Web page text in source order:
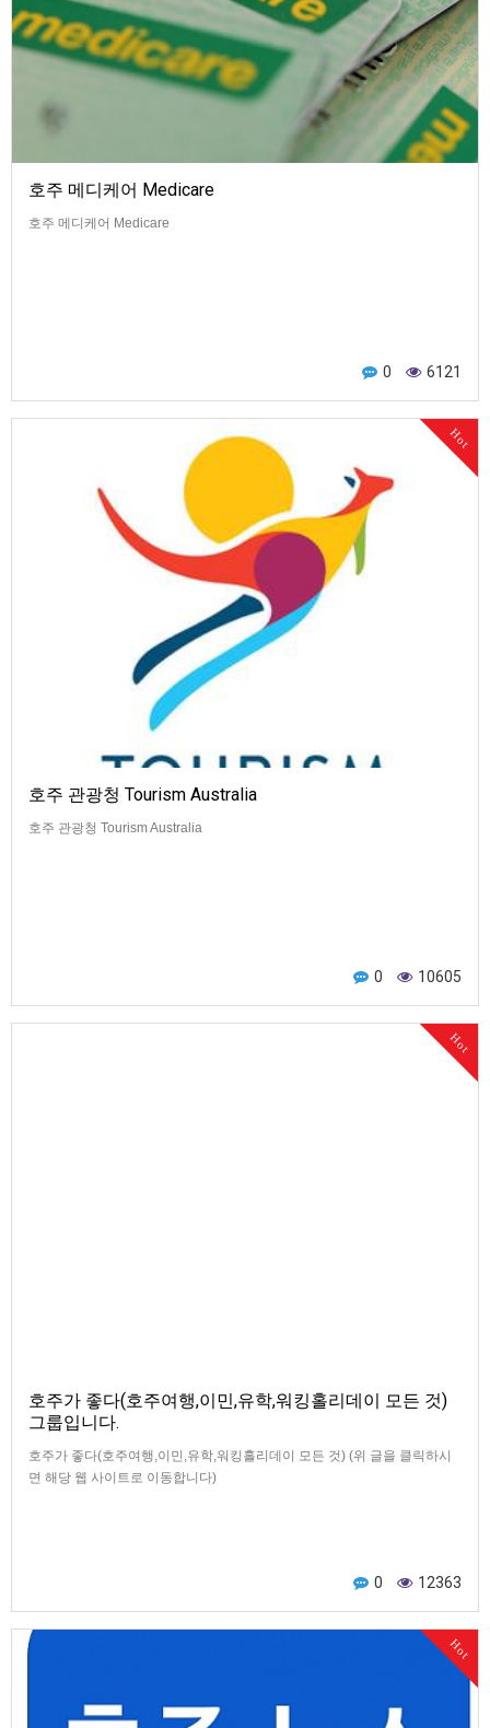
호주 메디케어 Medicare
호주 메디케어 Medicare
0 6121
Hot
호주 관광청 Tourism Australia
호주 관광청 Tourism Australia
0 10605
Hot
호주가 좋다(호주여행,이민,유학,워킹홀리데이 모든 것)
그룹입니다.
호주가 좋다(호주여행,이민,유학,워킹홀리데이 모든 것) (위 글을 클릭하시
면 해당 웹 사이트로 이동합니다)
0 12363
Hot